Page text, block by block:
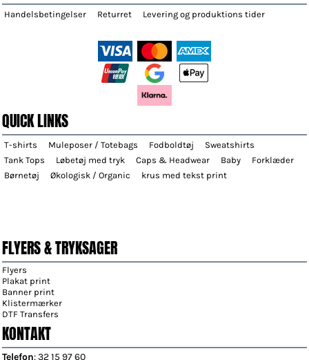
Handelsbetingelser Returret Levering og produktions tider
QUICK LINKS
T-shirts Muleposer / Totebags Fodboldtøj
Sweatshirts
Tank Tops
Løbetøj med tryk Caps & Headwear Baby
Forklæder
Børnetøj
Økologisk / Organic krus med tekst print
FLYERS & TRYKSAGER
Flyers
Plakat print
Banner print
Klistermærker
DTF Transfers
KONTAKT
Telefon: 32 15 97 60